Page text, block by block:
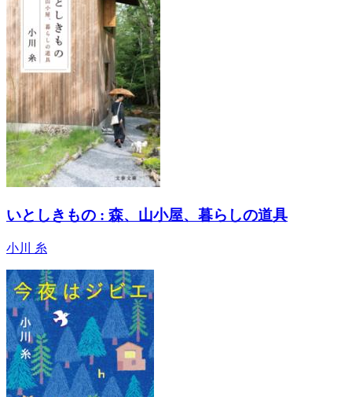
いとしきもの : 森、山小屋、暮らしの道具
小川 糸